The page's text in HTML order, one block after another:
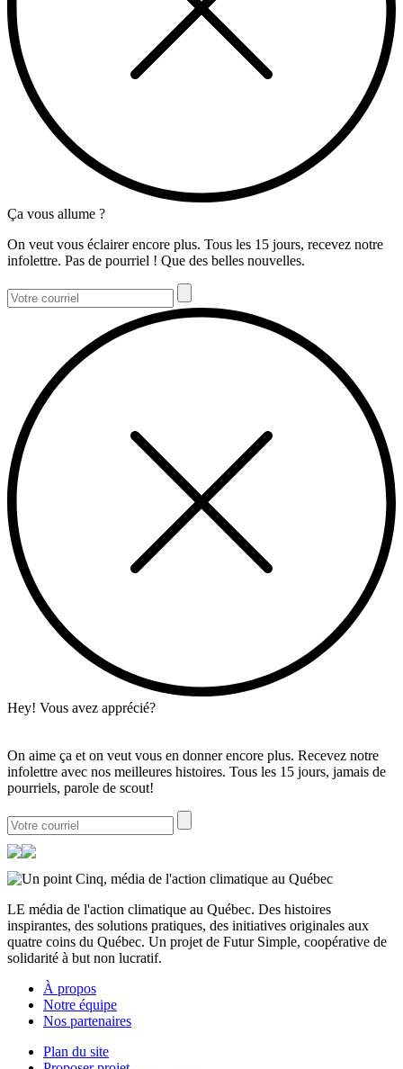
Ça vous allume ?
On veut vous éclairer encore plus. Tous les 15 jours, recevez notre
infolettre. Pas de pourriel ! Que des belles nouvelles.
Hey! Vous avez apprécié?
On aime ça et on veut vous en donner encore plus. Recevez notre
infolettre avec nos meilleures histoires. Tous les 15 jours, jamais de
pourriels, parole de scout!
LE média de l'action climatique au Québec. Des histoires
inspirantes, des solutions pratiques, des initiatives originales aux
quatre coins du Québec. Un projet de Futur Simple, coopérative de
solidarité à but non lucratif.
À propos
Notre équipe
Nos partenaires
Plan du site